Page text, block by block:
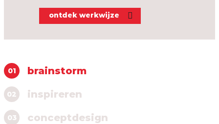
ontdek werkwijze
01 brainstorm
02 inspireren
03 conceptdesign